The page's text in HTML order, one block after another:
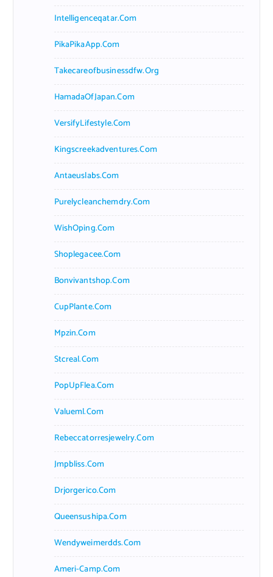
Intelligenceqatar.com
PikaPikaApp.com
Takecareofbusinessdfw.org
HamadaOfJapan.com
VersifyLifestyle.com
Kingscreekadventures.com
Antaeuslabs.com
Purelycleanchemdry.com
WishOping.com
Shoplegacee.com
Bonvivantshop.com
CupPlante.com
Mpzin.com
Stcreal.com
PopUpFlea.com
Valueml.com
Rebeccatorresjewelry.com
Jmpbliss.com
Drjorgerico.com
Queensushipa.com
Wendyweimerdds.com
Ameri-Camp.com